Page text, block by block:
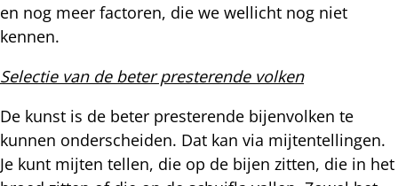
en nog meer factoren, die we wellicht nog niet
kennen.
Selectie van de beter presterende volken
De kunst is de beter presterende bijenvolken te
kunnen onderscheiden. Dat kan via mijtentellingen.
Je kunt mijten tellen, die op de bijen zitten, die in het